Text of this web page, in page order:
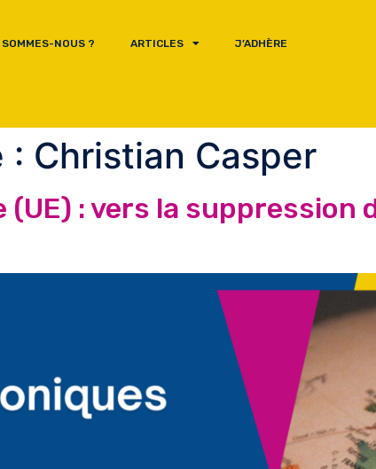
SOMMES-NOUS ? ARTICLES J’ADHÈRE
: Christian Casper
(UE) : vers la suppression